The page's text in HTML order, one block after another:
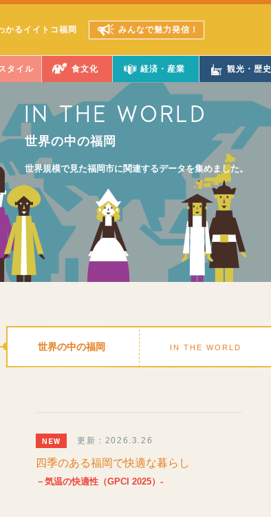
かるイイトコ福岡 みんなで魅力発信！
タイル 食文化 経済・産業 観光・歴史
世界の中の福岡
世界規模で見た福岡市に関連するデータを集めました。
世界の中の福岡 IN THE WORLD
更新：2026.3.26
四季のある福岡で快適な暮らし
－気温の快適性（GPCI 2025）-